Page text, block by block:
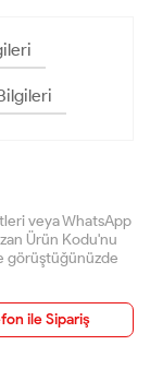
veya WhatsApp
Ürün Kodu'nu
görüştüğünüzde
ile Sipariş